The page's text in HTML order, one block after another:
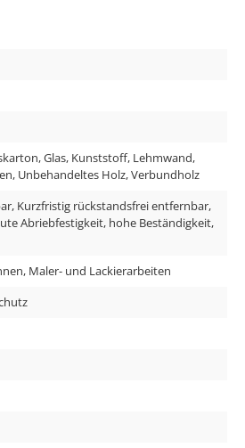
Glas, Kunststoff, Lehmwand,
Unbehandeltes Holz, Verbundholz
Kurzfristig rückstandsfrei entfernbar,
Abriebfestigkeit, hohe Beständigkeit,
Maler- und Lackierarbeiten